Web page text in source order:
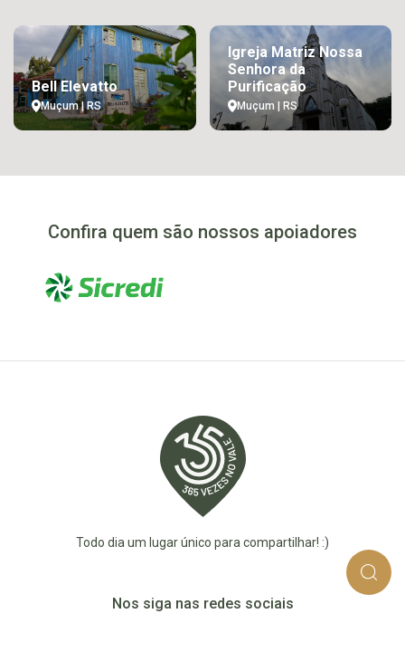
Bell Elevatto
Muçum | RS
Igreja Matriz Nossa
Senhora da
Purificação
Muçum | RS
Confira quem são nossos apoiadores
Todo dia um lugar único para compartilhar! :)
Nos siga nas redes sociais